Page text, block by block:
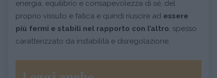
energia, equilibrio e consapevolezza di sé, del
proprio vissuto e fatica e quindi riuscire ad essere
più fermi e stabili nel rapporto con l’altro, spesso
caratterizzato da instabilità e disregolazione.